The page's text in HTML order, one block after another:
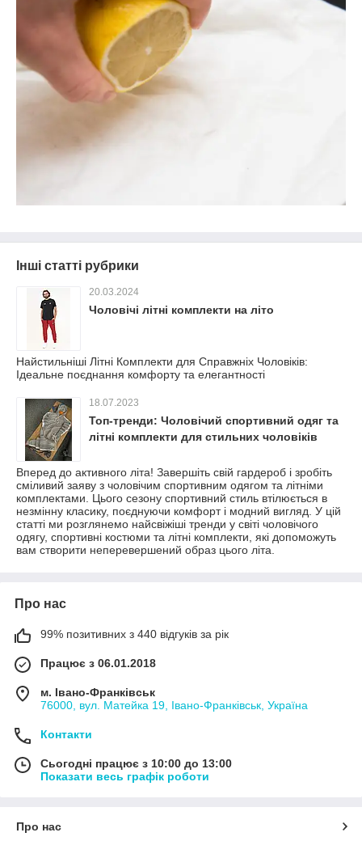
Інші статті рубрики
20.03.2024
Чоловічі літні комплекти на літо
Найстильніші Літні Комплекти для Справжніх Чоловіків:
Ідеальне поєднання комфорту та елегантності
18.07.2023
Топ-тренди: Чоловічий спортивний одяг та
літні комплекти для стильних чоловіків
Вперед до активного літа! Завершіть свій гардероб і зробіть
сміливий заяву з чоловічим спортивним одягом та літніми
комплектами. Цього сезону спортивний стиль втілюється в
незмінну класику, поєднуючи комфорт і модний вигляд. У цій
статті ми розглянемо найсвіжіші тренди у світі чоловічого
одягу, спортивні костюми та літні комплекти, які допоможуть
вам створити неперевершений образ цього літа.
Про нас
99% позитивних з 440 відгуків за рік
Працює з 06.01.2018
м. Івано-Франківськ
76000, вул. Матейка 19, Івано-Франківськ, Україна
Контакти
Сьогодні працює з 10:00 до 13:00
Показати весь графік роботи
Про нас